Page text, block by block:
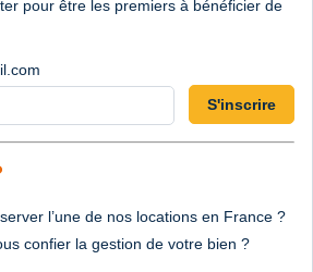
pour être les premiers à bénéficier de
S'inscrire
l’une de nos locations en France ?
confier la gestion de votre bien ?